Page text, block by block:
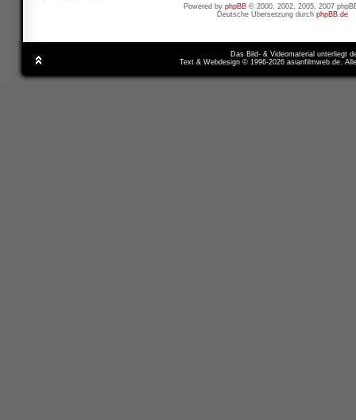
Powered by phpBB © 2000, 2002, 2005, 2007
Deutsche Übersetzung durch phpBB.de
Das Bild- & Videomaterial unterliegt
Text & Webdesign © 1996-2026 asianfilmweb.de.